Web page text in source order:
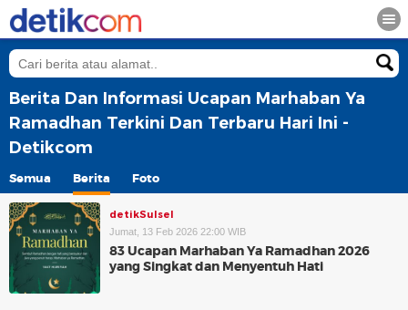
Berita Dan Informasi Ucapan Marhaban Ya
Ramadhan Terkini Dan Terbaru Hari Ini -
Detikcom
Semua Berita Foto
detikSulsel
Jumat, 13 Feb 2026 22:00 WIB
83 Ucapan Marhaban Ya Ramadhan 2026
yang Singkat dan Menyentuh Hati